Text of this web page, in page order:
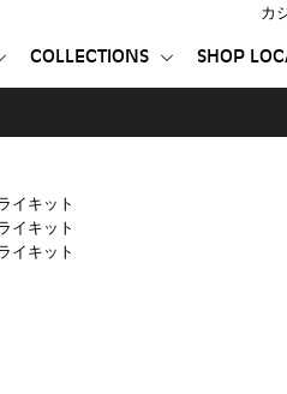
カ
COLLECTIONS SHOP